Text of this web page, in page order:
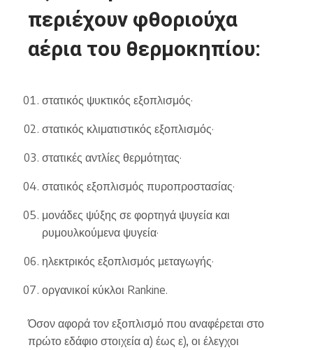
περιέχουν φθοριούχα
αέρια του θερμοκηπίου:
στατικός ψυκτικός εξοπλισμός·
στατικός κλιματιστικός εξοπλισμός·
στατικές αντλίες θερμότητας·
στατικός εξοπλισμός πυροπροστασίας·
μονάδες ψύξης σε φορτηγά ψυγεία και
ρυμουλκούμενα ψυγεία·
ηλεκτρικός εξοπλισμός μεταγωγής·
οργανικοί κύκλοι Rankine.
Όσον αφορά τον εξοπλισμό που αναφέρεται στο
πρώτο εδάφιο στοιχεία α) έως ε), οι έλεγχοι